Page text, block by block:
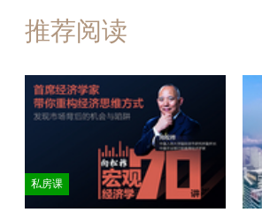
推荐阅读
私房课